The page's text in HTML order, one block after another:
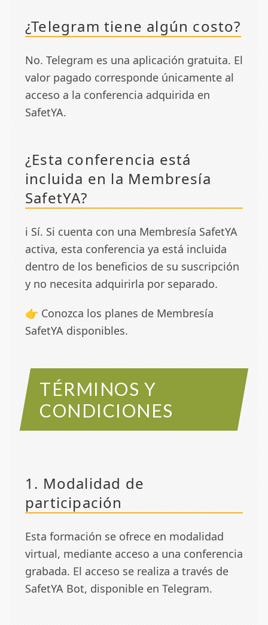
¿Telegram tiene algún costo?
No. Telegram es una aplicación gratuita. El
valor pagado corresponde únicamente al
acceso a la conferencia adquirida en
SafetYA.
¿Esta conferencia está
incluida en la Membresía
SafetYA?
ℹ️ Sí. Si cuenta con una Membresía SafetYA
activa, esta conferencia ya está incluida
dentro de los beneficios de su suscripción
y no necesita adquirirla por separado.
👉 Conozca los planes de Membresía
SafetYAdisponibles.
TÉRMINOS Y
CONDICIONES
1. Modalidad de
participación
Esta formación se ofrece en modalidad
virtual, mediante acceso a una conferencia
grabada. El acceso se realiza a través de
SafetYA Bot, disponible en Telegram.